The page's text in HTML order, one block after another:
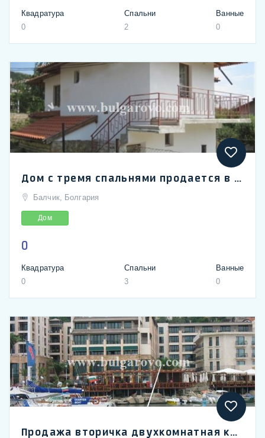
Квадратура
0
Спальни
2
Ванные
0
Дом с тремя спальнями продается в Бальчике, район Овчаровский пляж
Балчик, Болгария
Дом
0
Квадратура
0
Спальни
3
Ванные
0
Продажа вторичка двухкомнатная квартира в шикарным комплексе Марина Сити в Бальчик | Superb 1-bedroom apartment in Marina City complex, Balchik